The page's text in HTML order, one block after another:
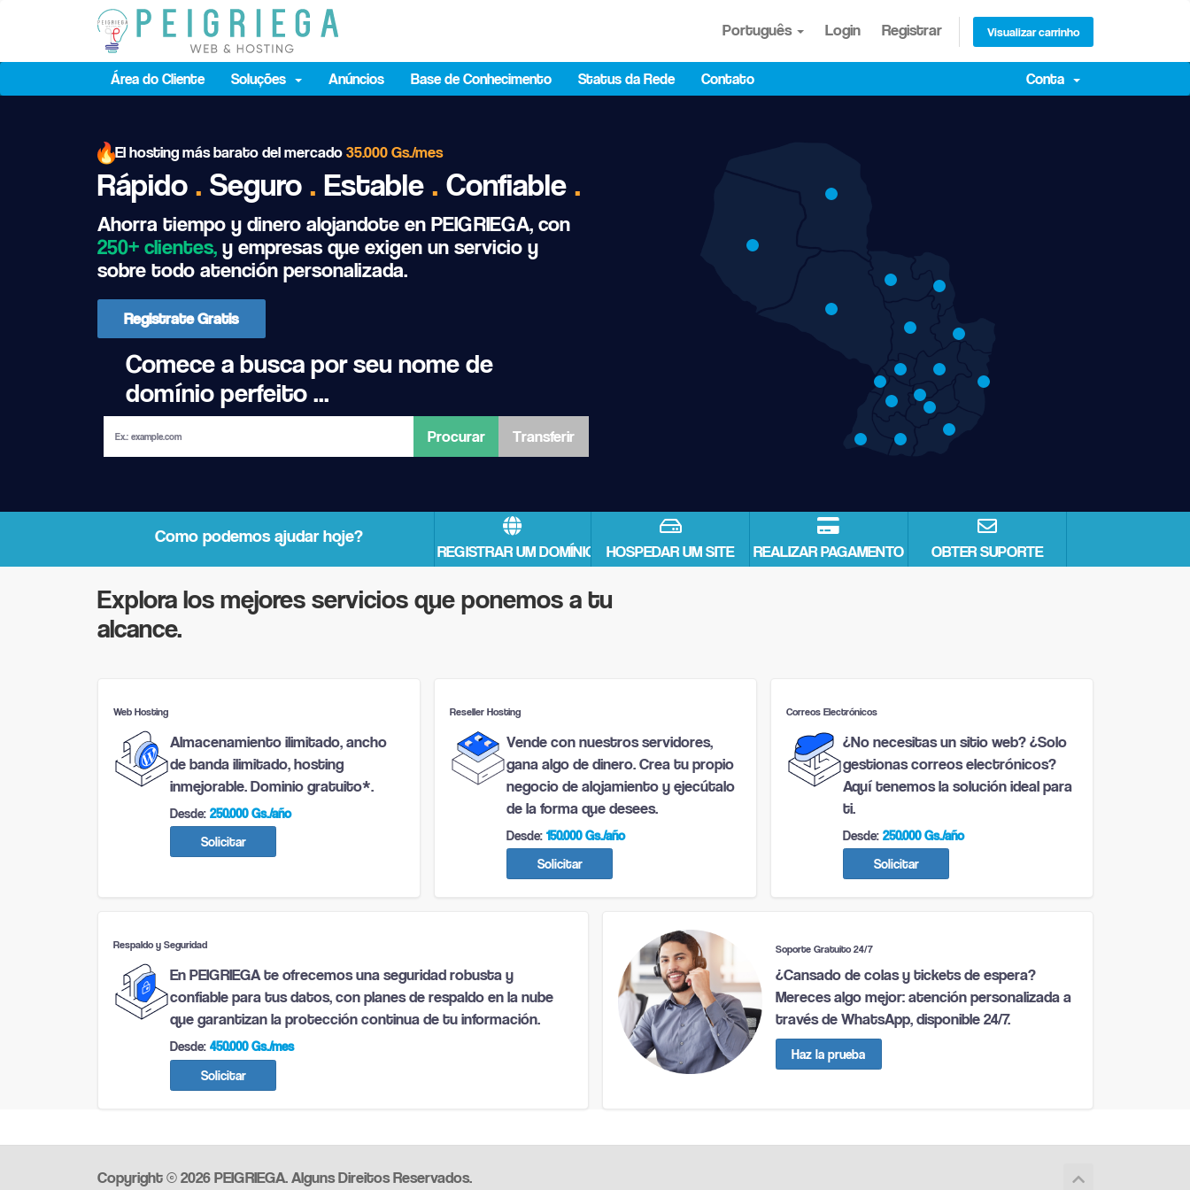
Português Login Registrar Visualizar carrinho
Área do Cliente Soluções Anúncios Base de Conhecimento Status da Rede Contato Conta
El hosting más barato del mercado35.000 Gs./mes
Rápido . Seguro . Estable . Confiable .
Ahorra tiempo y dinero alojandote en PEIGRIEGA, con
250+ clientes,y empresas que exigen un servicio y
sobre todo atención personalizada.
Registrate Gratis
Comece a busca por seu nome de
domínio perfeito ...
Como podemos ajudar hoje?
REGISTRAR UM DOMÍNIO HOSPEDAR UM SITE REALIZAR PAGAMENTO OBTER SUPORTE
Explora los mejores servicios que ponemos a tu
alcance.
Web Hosting
Almacenamiento ilimitado, ancho
de banda ilimitado, hosting
inmejorable. Dominio gratuito*.
Desde: 250.000 Gs./año
Solicitar
Reseller Hosting
Vende con nuestros servidores,
gana algo de dinero. Crea tu propio
negocio de alojamiento y ejecútalo
de la forma que desees.
Desde: 150.000 Gs./año
Solicitar
Correos Electrónicos
¿No necesitas un sitio web? ¿Solo
gestionas correos electrónicos?
Aquí tenemos la solución ideal para
ti.
Desde: 250.000 Gs./año
Solicitar
Respaldo y Seguridad
En PEIGRIEGA te ofrecemos una seguridad robusta y
confiable para tus datos, con planes de respaldo en la nube
que garantizan la protección continua de tu información.
Desde: 450.000 Gs./mes
Solicitar
Soporte Gratuito 24/7
¿Cansado de colas y tickets de espera?
Mereces algo mejor: atención personalizada a
través de WhatsApp, disponible 24/7.
Haz la prueba
Copyright © 2026 PEIGRIEGA. Alguns Direitos Reservados.